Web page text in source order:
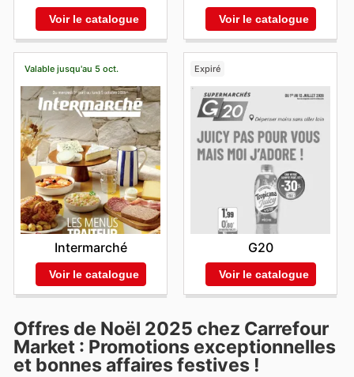
Voir le catalogue Voir le catalogue
Valable jusqu'au 5 oct.
Intermarché
Voir le catalogue
Expiré
G20
Voir le catalogue
Offres de Noël 2025 chez Carrefour
Market : Promotions exceptionnelles
et bonnes affaires festives !